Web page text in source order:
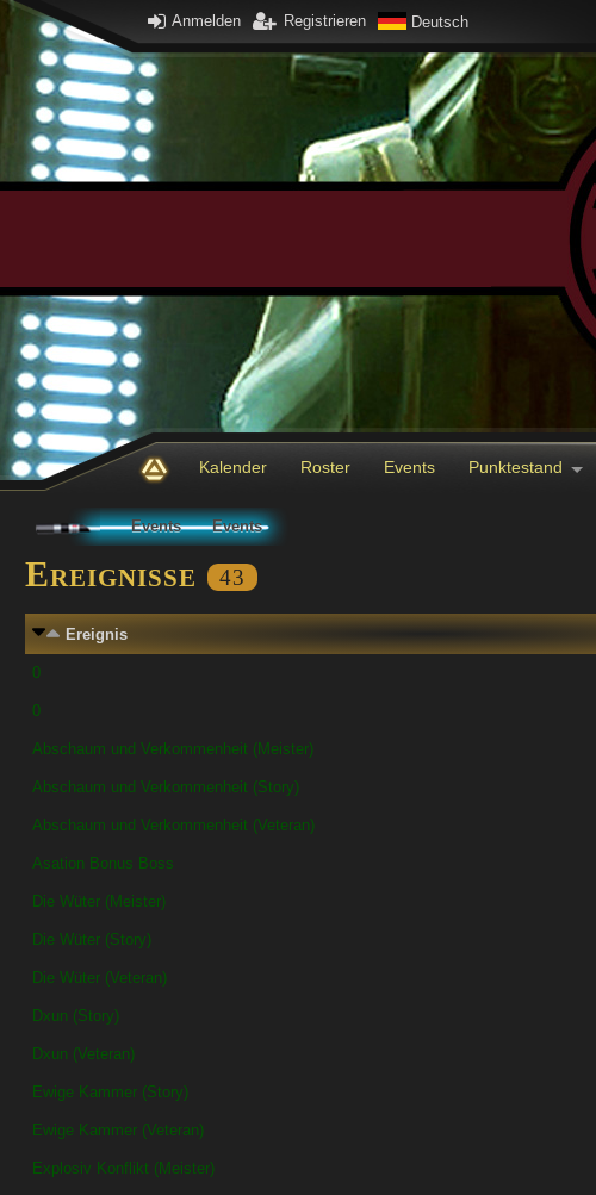
Anmelden Registrieren Deutsch
Kalender Roster Events Punktestand
Events Events
Ereignisse 43
Ereignis
0
0
Abschaum und Verkommenheit (Meister)
Abschaum und Verkommenheit (Story)
Abschaum und Verkommenheit (Veteran)
Asation Bonus Boss
Die Wüter (Meister)
Die Wüter (Story)
Die Wüter (Veteran)
Dxun (Story)
Dxun (Veteran)
Ewige Kammer (Story)
Ewige Kammer (Veteran)
Explosiv Konflikt (Meister)